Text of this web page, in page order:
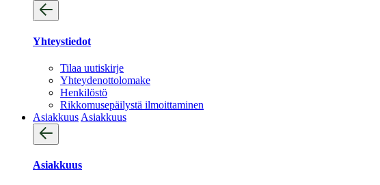
Yhteystiedot
Tilaa uutiskirje
Yhteydenotto­lomake
Henkilöstö
Rikkomusepäilystä ilmoittaminen
Asiakkuus Asiakkuus
Asiakkuus